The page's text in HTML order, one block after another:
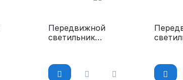
Передвижной
светильник